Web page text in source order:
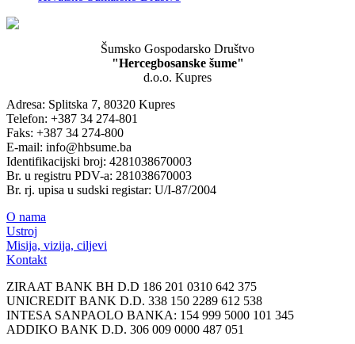
Šumsko Gospodarsko Društvo
"Hercegbosanske šume"
d.o.o. Kupres
Adresa: Splitska 7, 80320 Kupres
Telefon: +387 34 274-801
Faks: +387 34 274-800
E-mail: info@hbsume.ba
Identifikacijski broj: 4281038670003
Br. u registru PDV-a: 281038670003
Br. rj. upisa u sudski registar: U/I-87/2004
O nama
Ustroj
Misija, vizija, ciljevi
Kontakt
ZIRAAT BANK BH D.D 186 201 0310 642 375
UNICREDIT BANK D.D. 338 150 2289 612 538
INTESA SANPAOLO BANKA: 154 999 5000 101 345
ADDIKO BANK D.D. 306 009 0000 487 051